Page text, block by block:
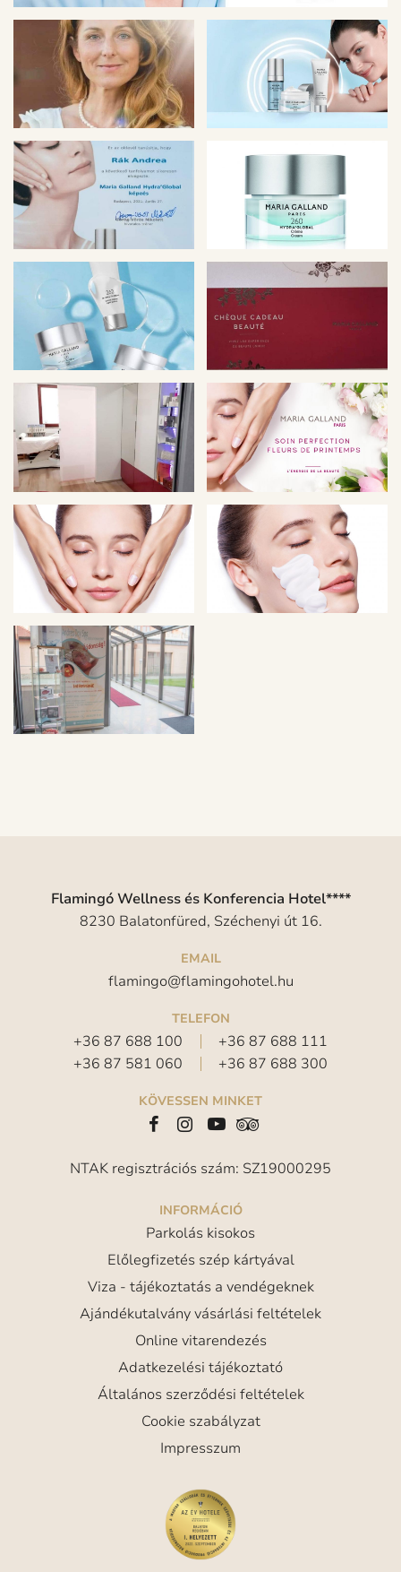
Flamingó Wellness és Konferencia Hotel****
8230 Balatonfüred, Széchenyi út 16.
EMAIL
flamingo@flamingohotel.hu
TELEFON
+36 87 688 100
+36 87 688 111
+36 87 581 060
+36 87 688 300
KÖVESSEN MINKET
NTAK regisztrációs szám: SZ19000295
INFORMÁCIÓ
Parkolás kisokos
Előlegfizetés szép kártyával
Viza - tájékoztatás a vendégeknek
Ajándékutalvány vásárlási feltételek
Online vitarendezés
Adatkezelési tájékoztató
Általános szerződési feltételek
Cookie szabályzat
Impresszum